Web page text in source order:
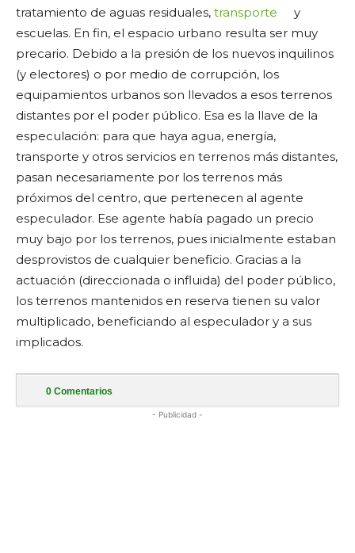
tratamiento de aguas residuales, transporte
y
escuelas. En fin, el espacio urbano resulta ser muy
precario. Debido a la presión de los nuevos inquilinos
(y electores) o por medio de corrupción, los
equipamientos urbanos son llevados a esos terrenos
distantes por el poder público. Esa es la llave de la
especulación: para que haya agua, energía,
transporte y otros servicios en terrenos más distantes,
pasan necesariamente por los terrenos más
próximos del centro, que pertenecen al agente
especulador. Ese agente había pagado un precio
muy bajo por los terrenos, pues inicialmente estaban
desprovistos de cualquier beneficio. Gracias a la
actuación (direccionada o influida) del poder público,
los terrenos mantenidos en reserva tienen su valor
multiplicado, beneficiando al especulador y a sus
implicados.
0 Comentarios
- Publicidad -